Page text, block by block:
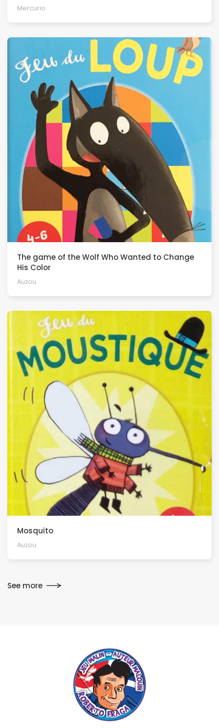
Mercurio
The game of the Wolf Who Wanted to Change
His Color
Auzou
Mosquito
Auzou
See more